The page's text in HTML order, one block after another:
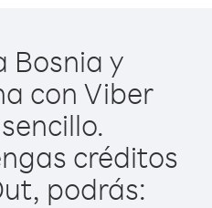
Bosnia y
con Viber
créditos
podrás: